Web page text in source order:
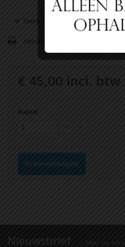
Tweet Delen Google+
Afdrukken
€ 45,00 incl. btw
Aantal
In winkelwagen
Nieuwsbrief